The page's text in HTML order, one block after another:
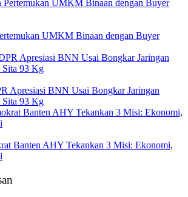
UMKM Binaan dengan Buyer
Apresiasi BNN Usai Bongkar Jaringan
Sita 93 Kg
Banten AHY Tekankan 3 Misi: Ekonomi,